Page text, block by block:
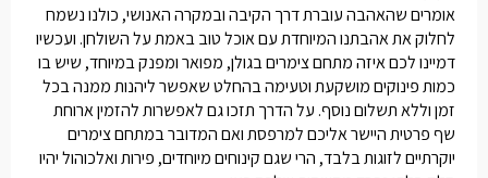
אומרים שהאהבה עוברת דרך הקיבה ובמקרה האנושי, כולנו נשמח
לחלוק את אהבתנו המיוחדת עם אוכל טוב באמת על השולחן. ועכשיו
דמיינו לכם איזה מתחםצימרים בגולן, מפואר ומפנק במיוחד, שיש בו
כמות פינוקים מושקעת וטעימה בהחלט שאפשר ליהנות ממנה בכל
זמן וללא תשלום נוסף. על הדרך תזכו גם לאפשרות להזמין ארוחת
שף פרטית היישר אליכם למרפסת ואם המדובר במתחםצימרים
יוקרתיים לזוגות בלבד, הרי שגם קינוחים מיוחדים, פירות ואלכוהול יהיו